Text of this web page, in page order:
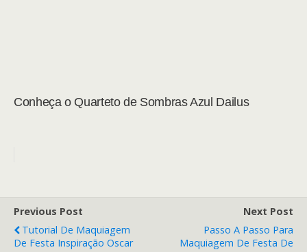
Conheça o Quarteto de Sombras Azul Dailus
Previous Post
Tutorial De Maquiagem
De Festa Inspiração Oscar
Next Post
Passo A Passo Para
Maquiagem De Festa De